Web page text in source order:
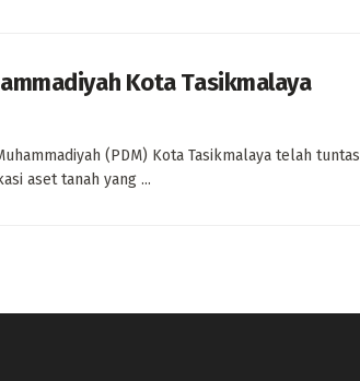
Kota Tasikmalaya
(PDM) Kota Tasikmalaya telah tuntas
aset tanah yang ...